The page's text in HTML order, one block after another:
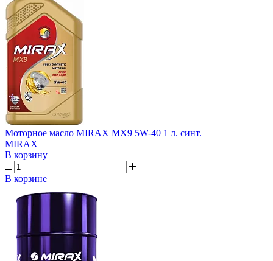
Моторное масло MIRAX MX9 5W-40 1 л. синт.
MIRAX
В корзину
В корзине